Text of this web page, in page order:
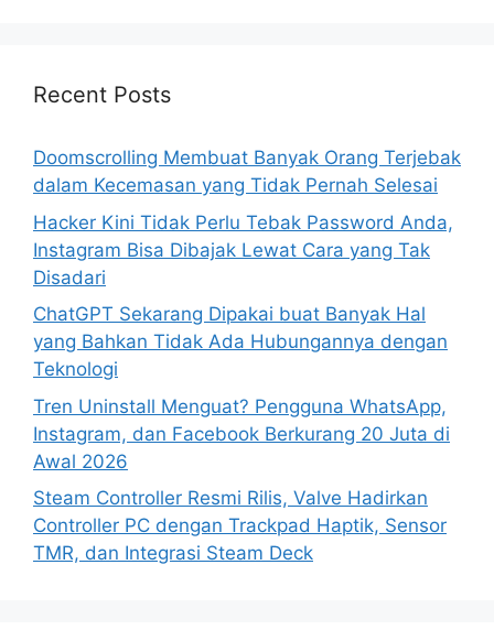
h
r
:
Recent Posts
Doomscrolling Membuat Banyak Orang Terjebak
dalam Kecemasan yang Tidak Pernah Selesai
Hacker Kini Tidak Perlu Tebak Password Anda,
Instagram Bisa Dibajak Lewat Cara yang Tak
Disadari
ChatGPT Sekarang Dipakai buat Banyak Hal
yang Bahkan Tidak Ada Hubungannya dengan
Teknologi
Tren Uninstall Menguat? Pengguna WhatsApp,
Instagram, dan Facebook Berkurang 20 Juta di
Awal 2026
Steam Controller Resmi Rilis, Valve Hadirkan
Controller PC dengan Trackpad Haptik, Sensor
TMR, dan Integrasi Steam Deck